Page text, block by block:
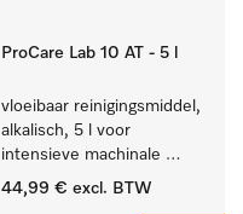
ProCare Lab 10 AT - 5 l
vloeibaar reinigingsmiddel,
alkalisch, 5 l voor
intensieve machinale
reiniging van
44,99 € excl. BTW